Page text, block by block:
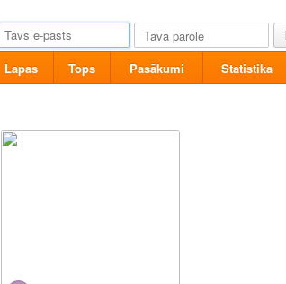
Lapas Tops Pasākumi Statistika